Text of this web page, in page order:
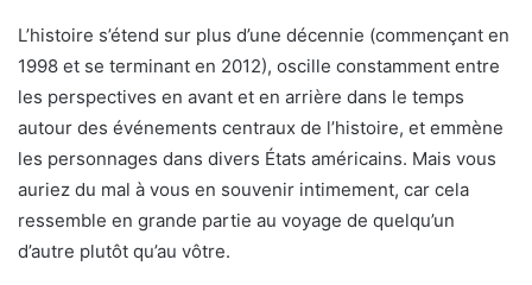
L’histoire s’étend sur plus d’une décennie (commençant en
1998 et se terminant en 2012), oscille constamment entre
les perspectives en avant et en arrière dans le temps
autour des événements centraux de l’histoire, et emmène
les personnages dans divers États américains. Mais vous
auriez du mal à vous en souvenir intimement, car cela
ressemble en grande partie au voyage de quelqu’un
d’autre plutôt qu’au vôtre.